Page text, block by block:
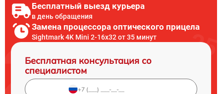
Бесплатный выезд курьера
в день обращения
Замена процессора оптического прицела
Sightmark 4K Mini 2-16x32 от 35 минут
Бесплатная консультация со
специалистом